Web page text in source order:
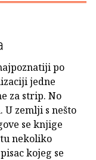
po
jedne
za strip. No
zemlji s nešto
se knjige
nekoliko
kojeg se